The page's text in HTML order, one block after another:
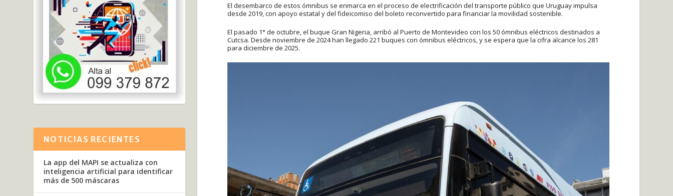
El desembarco de estos ómnibus se enmarca en el proceso de electrificación del transporte público que Uruguay impulsa
desde 2019, con apoyo estatal y del fideicomiso del boleto reconvertido para financiar la movilidad sostenible.
El pasado 1° de octubre, el buque Gran Nigeria, arribó al Puerto de Montevideo con los 50 ómnibus eléctricos destinados a
Cutcsa. Desde noviembre de 2024 han llegado 221 buques con ómnibus eléctricos, y se espera que la cifra alcance los 281
para diciembre de 2025.
NOTICIAS RECIENTES
La app del MAPI se actualiza con
inteligencia artificial para identificar
más de 500 máscaras